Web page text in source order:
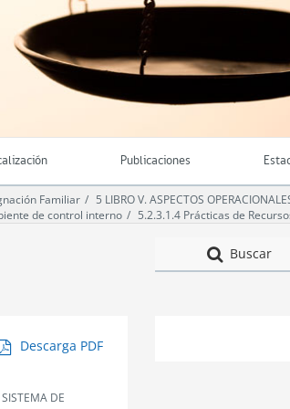
Publicaciones
Familiar
5 LIBRO V. ASPECTOS
de control interno 5.2.3.1.4 Prácticas de
Buscar
Descarga PDF
DE